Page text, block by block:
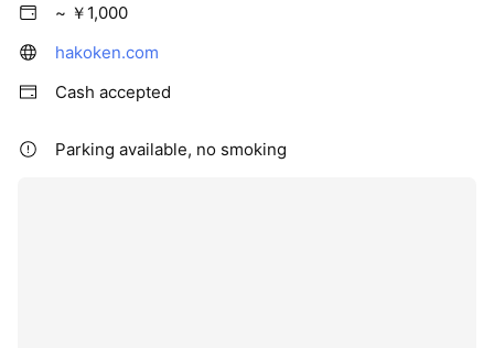
~ ￥1,000
hakoken.com
Cash accepted
Parking available, no smoking